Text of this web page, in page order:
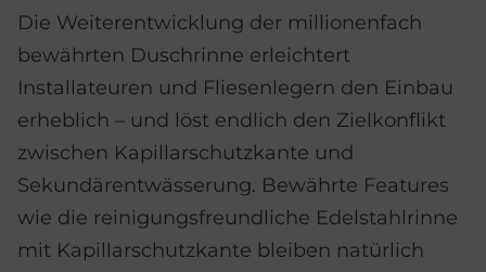
Die Weiterentwicklung der millionenfach
bewährten Duschrinne erleichtert
Installateuren und Fliesenlegern den Einbau
erheblich – und löst endlich den Zielkonflikt
zwischen Kapillarschutzkante und
Sekundärentwässerung. Bewährte Features
wie die reinigungsfreundliche Edelstahlrinne
mit Kapillarschutzkante bleiben natürlich